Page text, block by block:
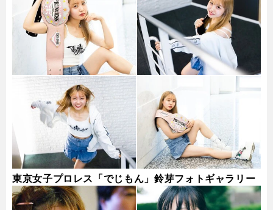
東京女子プロレス「でじもん」鈴芽フォトギャラリー